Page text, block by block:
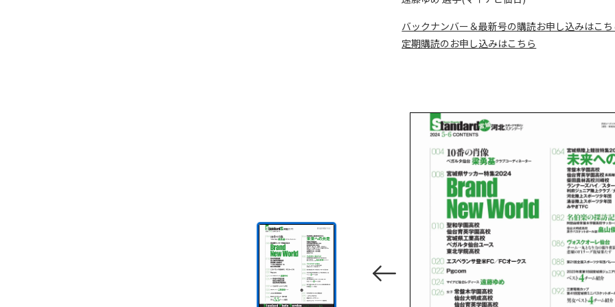
バックナンバー＆最新号の購読お申し込みはこ
定期購読のお申し込みはこちら